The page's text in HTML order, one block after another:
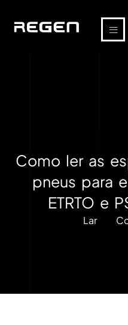
Como ler as
pneus para
ETRTO e
Lar